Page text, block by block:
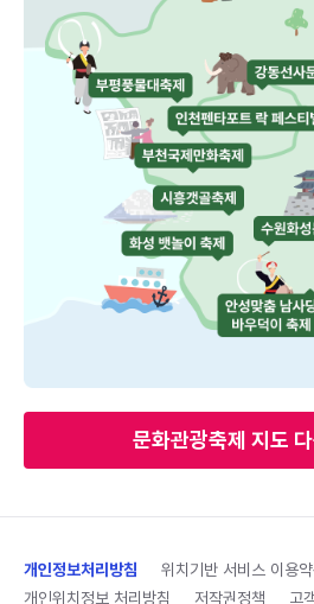
문화관광축제 지도
개인정보처리방침
위치기반 서비스 이용
개인위치정보 처리방침
저작권정책 고